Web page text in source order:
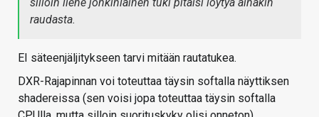
raudasta.
EI säteenjäljitykseen tarvi mitään rautatukea.
DXR-Rajapinnan voi toteuttaa täysin softalla näyttiksen
shadereissa (sen voisi jopa toteuttaa täysin softalla